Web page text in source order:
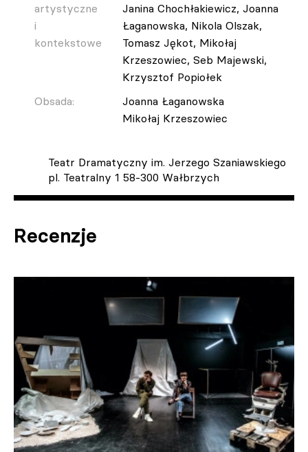
artystyczne
i
kontekstowe
Janina Chochłakiewicz, Joanna
Łaganowska, Nikola Olszak,
Tomasz Jękot, Mikołaj
Krzeszowiec, Seb Majewski,
Krzysztof Popiołek
Obsada:
Joanna Łaganowska
Mikołaj Krzeszowiec
Teatr Dramatyczny im. Jerzego Szaniawskiego
pl. Teatralny 1 58-300 Wałbrzych
Recenzje